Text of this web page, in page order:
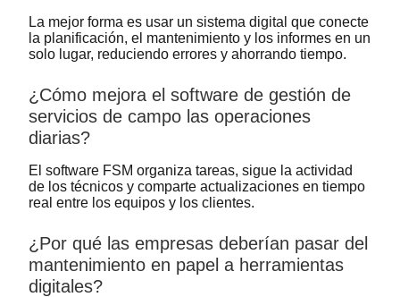
La mejor forma es usar un sistema digital que conecte
la planificación, el mantenimiento y los informes en un
solo lugar, reduciendo errores y ahorrando tiempo.
¿Cómo mejora el software de gestión de
servicios de campo las operaciones
diarias?
El software FSM organiza tareas, sigue la actividad
de los técnicos y comparte actualizaciones en tiempo
real entre los equipos y los clientes.
¿Por qué las empresas deberían pasar del
mantenimiento en papel a herramientas
digitales?